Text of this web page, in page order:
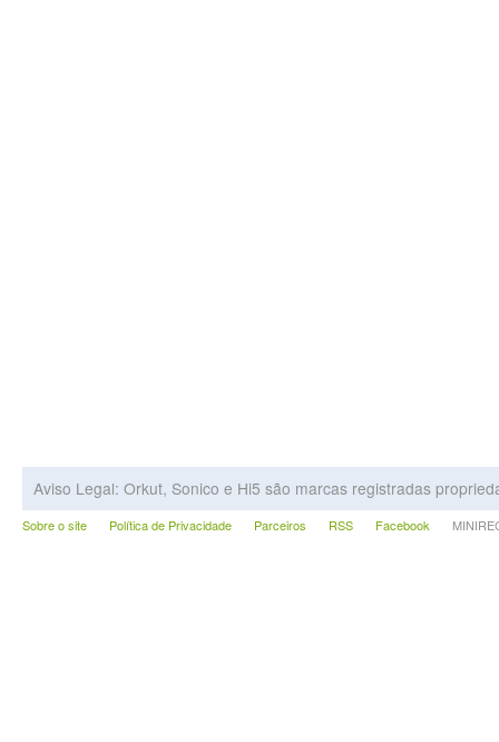
Aviso Legal: Orkut, Sonico e Hi5 são marcas registradas
Sobre o site Política de Privacidade Parceiros RSS Facebook